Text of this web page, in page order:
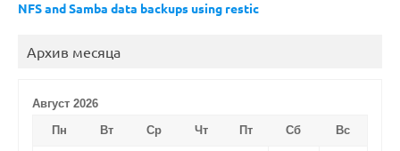
NFS and Samba data backups using restic
Архив месяца
Август 2026
Пн
Вт Ср Чт Пт Сб
Вс